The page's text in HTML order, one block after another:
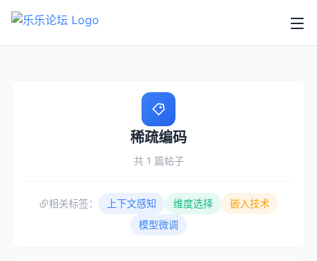
稀疏编码
共 1 篇帖子
相关标签： 上下文感知 维度选择
嵌入技术
模型微调